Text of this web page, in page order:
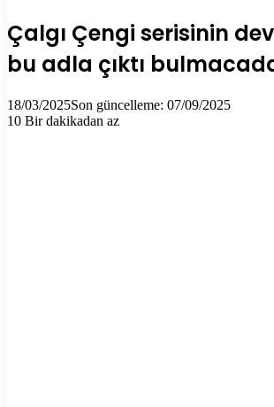
Çalgı Çengi serisinin
bu adla çıktı
18/03/2025Son güncelleme: 07/09/2025
10 Bir dakikadan az